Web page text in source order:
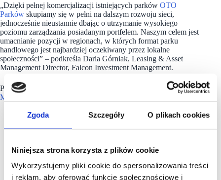
Zgoda Szczegóły O plikach cookies
Niniejsza strona korzysta z plików cookie
Wykorzystujemy pliki cookie do spersonalizowania treści
i reklam, aby oferować funkcje społecznościowe i
„Dzięki pełnej komercjalizacji istniejących parków OTO
Parków skupiamy się w pełni na dalszym rozwoju sieci,
jednocześnie nieustannie dbając o utrzymanie wysokiego
poziomu zarządzania posiadanym portfelem. Naszym celem jest
umacnianie pozycji w regionach, w których format parku
handlowego jest najbardziej oczekiwany przez lokalne
społeczności” – podkreśla Daria Górniak, Leasing & Asset
Management Director, Falcon Investment Management.
Podczas #scf2025fall na stoisku
Management
Piotr Piechocki, Managing Director,
Jarosław Retmaniak, Chief Financial Officer,
Joanna Kruk, Leasing Manager,
Magdalena Grzenda, Leasing Manager,
Jakub Pęcak, Project Manager,